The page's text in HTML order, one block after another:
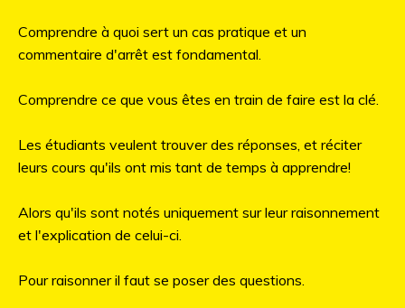
Comprendre à quoi sert un cas pratique et un
commentaire d'arrêt est fondamental.
Comprendre ce que vous êtes en train de faire est la clé.
Les étudiants veulent trouver des réponses, et réciter
leurs cours qu'ils ont mis tant de temps à apprendre!
Alors qu'ils sont notés uniquement sur leur raisonnement
et l'explication de celui-ci.
Pour raisonner il faut se poser des questions.